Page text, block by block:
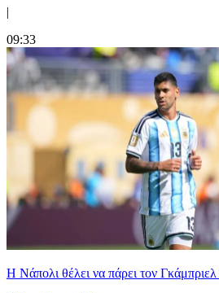
|
09:33
Η Νάπολι θέλει να πάρει τον